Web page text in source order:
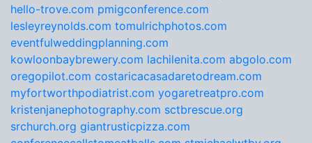
hello-trove.com pmigconference.com
lesleyreynolds.com tomulrichphotos.com
eventfulweddingplanning.com
kowloonbaybrewery.com lachilenita.com abgolo.com
oregopilot.com costaricacasadaretodream.com
myfortworthpodiatrist.com yogaretreatpro.com
kristenjanephotography.com sctbrescue.org
srchurch.org giantrusticpizza.com